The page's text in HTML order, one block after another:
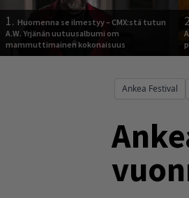
1. Huomenna se ilmestyy – CMX:stä tutun
A.W. Yrjänän uutuusalbumi om
mammuttimainen kokonaisuus
Ankea Festival